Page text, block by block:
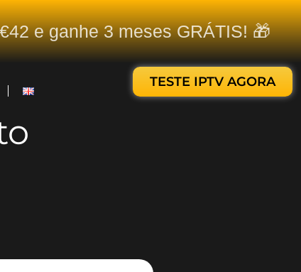
e ganhe 3 meses GRÁTIS! 🎁
TESTE IPTV AGORA